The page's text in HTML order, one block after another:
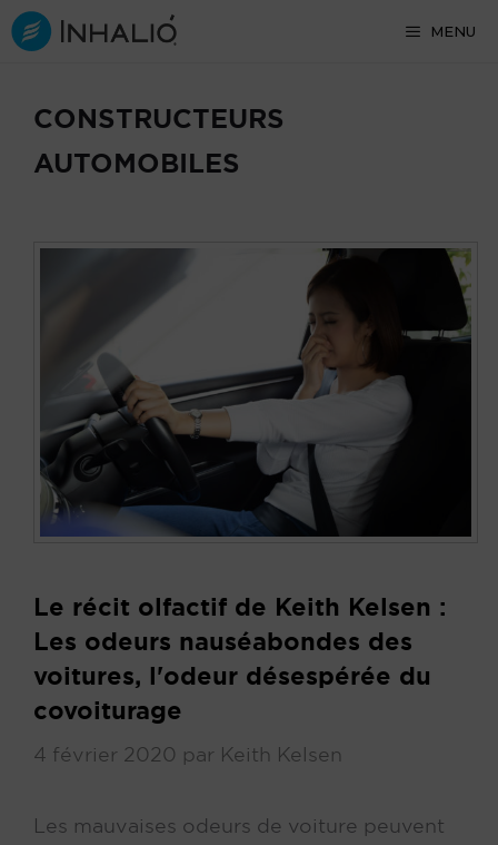
Skip
to
MENU
CONSTRUCTEURS
AUTOMOBILES
Le récit olfactif de Keith Kelsen :
Les odeurs nauséabondes des
voitures, l'odeur désespérée du
covoiturage
4 février 2020 par Keith Kelsen
Les mauvaises odeurs de voiture peuvent